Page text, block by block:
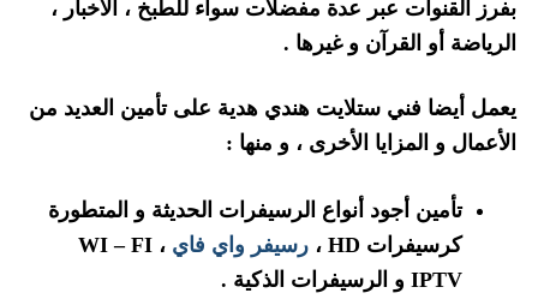
بفرز القنوات عبر عدة مفضلات سواء للطبخ ، الأخبار ،
الرياضة أو القرآن و غيرها .
يعمل أيضا فني ستلايت هندي هدية على تأمين العديد من
الأعمال و المزايا الأخرى ، و منها :
تأمين أجود أنواع الرسيفرات الحديثة و المتطورة
كرسيفرات HD ،
رسيفر واي فاي
، WI – FI
IPTV و الرسيفرات الذكية .